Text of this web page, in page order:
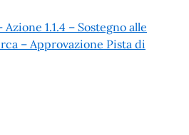
Azione 1.1.4 – Sostegno alle
– Approvazione Pista di